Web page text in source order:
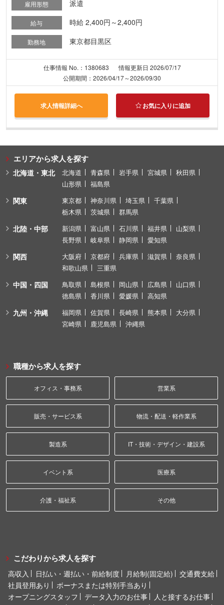
雇用形態 派遣
給与 時給 2,400円～2,400円
勤務地 東京都目黒区
仕事情報 No.：1380683
情報更新日 2026/07/17
公開期間：2026/04/17～2026/09/30
求人情報詳細へ お気に入りに追加
エリアから求人を探す
北海道・東北 北海道 青森県 岩手県 宮城県
秋田県
山形県
福島県
関東 東京都 神奈川県 埼玉県
千葉県
栃木県
茨城県 群馬県
北陸・中部 新潟県 富山県 石川県 福井県
山梨県
長野県
岐阜県 静岡県 愛知県
関西 大阪府 京都府 兵庫県 滋賀県
奈良県
和歌山県
三重県
中国・四国 鳥取県 島根県 岡山県 広島県
山口県
徳島県
香川県 愛媛県 高知県
九州・沖縄 福岡県 佐賀県 長崎県 熊本県
大分県
宮崎県
鹿児島県 沖縄県
職種から求人を探す
オフィス・事務系 営業系
販売・サービス系 物流・配送・軽作業系
製造系 IT・技術・デザイン・建設系
イベント系 医療系
介護・福祉系 その他
こだわりから求人を探す
高収入 日払い・週払い・前給制度 月給制(固定給)
交通費支給
社員登用あり
ボーナスまたは特別手当あり
オープニングスタッフ
データ入力のお仕事
人と接するお仕事